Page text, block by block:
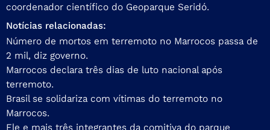
coordenador científico do Geoparque Seridó.
Notícias relacionadas:
Número de mortos em terremoto no Marrocos passa de
2 mil, diz governo.
Marrocos declara três dias de luto nacional após
terremoto.
Brasil se solidariza com vítimas do terremoto no
Marrocos.
Ele e mais três integrantes da comitiva do parque